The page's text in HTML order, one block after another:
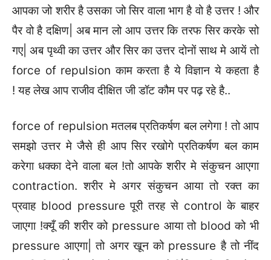
आपका जो शरीर है उसका जो सिर वाला भाग है वो है उत्तर ! और
पैर वो है दक्षिण| अब मान लो आप उत्तर कि तरफ सिर करके सो
गए| अब पृथ्वी का उत्तर और सिर का उत्तर दोनों साथ मे आयें तो
force of repulsion काम करता है ये विज्ञान ये कहता है
! यह लेख आप राजीव दीक्षित जी डॉट कौम पर पढ़ रहे है..
force of repulsion मतलब प्रतिकर्षण बल लगेगा ! तो आप
समझो उत्तर मे जैसे ही आप सिर रखोगे प्रतिकर्षण बल काम
करेगा धक्का देने वाला बल !तो आपके शरीर मे संकुचन आएगा
contraction. शरीर मे अगर संकुचन आया तो रक्त का
प्रवाह blood pressure पूरी तरह से control के बाहर
जाएगा !क्यूँ की शरीर को pressure आया तो blood को भी
pressure आएगा| तो अगर खून को pressure है तो नींद